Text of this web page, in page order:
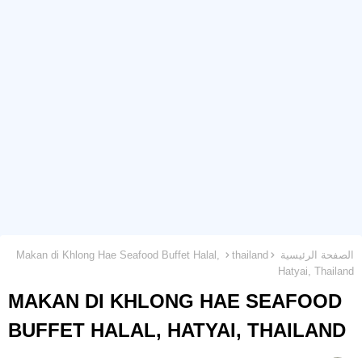
الصفحة الرئيسية thailand
Makan di Khlong Hae Seafood Buffet Halal,
Hatyai, Thailand
MAKAN DI KHLONG HAE SEAFOOD
BUFFET HALAL, HATYAI, THAILAND